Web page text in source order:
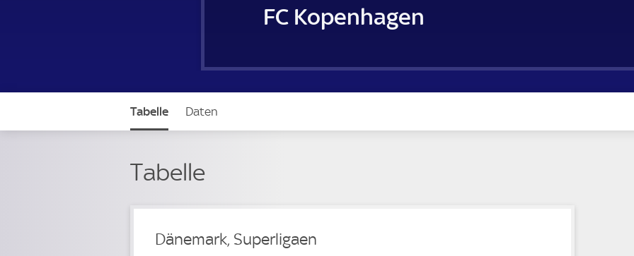
FC Kopenhagen
Tabelle Daten
Tabelle
Dänemark, Superligaen